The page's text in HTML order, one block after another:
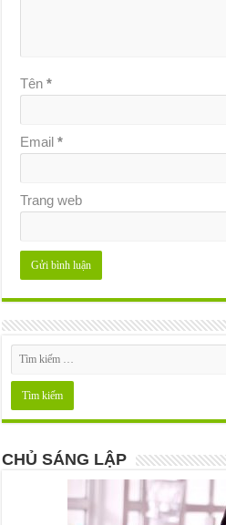
Tên*
Email*
Trang web
CHỦ SÁNG LẬP